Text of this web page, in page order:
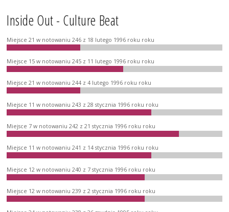
Inside Out - Culture Beat
Miejsce 21 w notowaniu 246 z 18 lutego 1996 roku roku
Miejsce 15 w notowaniu 245 z 11 lutego 1996 roku roku
Miejsce 21 w notowaniu 244 z 4 lutego 1996 roku roku
Miejsce 11 w notowaniu 243 z 28 stycznia 1996 roku roku
Miejsce 7 w notowaniu 242 z 21 stycznia 1996 roku roku
Miejsce 11 w notowaniu 241 z 14 stycznia 1996 roku roku
Miejsce 12 w notowaniu 240 z 7 stycznia 1996 roku roku
Miejsce 12 w notowaniu 239 z 2 stycznia 1996 roku roku